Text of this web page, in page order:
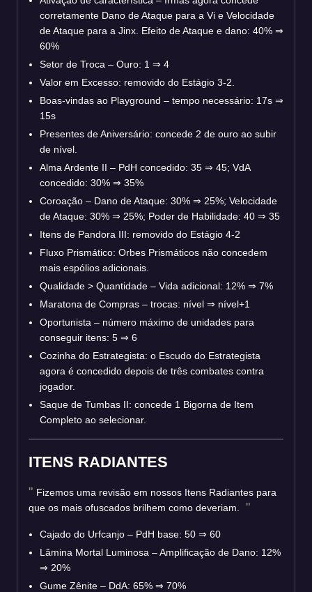
corretamente Dano de Ataque para a Vi e Velocidade
de Ataque para a Jinx. Efeito de Ataque e dano: 40% ⇒
60%
Setor de Troca – Ouro: 1 ⇒ 4
Valor em Excesso: removido do Estágio 3-2.
Boas-vindas ao Playground – tempo necessário: 17s ⇒
15s
Presentes de Aniversário: concede 2 de ouro ao subir
de nível.
Alma Ardente II – PdH concedido: 35 ⇒ 45; VdA
concedido: 30% ⇒ 35%
Coroação – Dano de Ataque: 30% ⇒ 25%; Velocidade
de Ataque: 30% ⇒ 25%; Poder de Habilidade: 40 ⇒ 35
Itens de Pandora III: removido do Estágio 4-2
Fluxo Prismático: Orbes Prismáticos não concedem
mais espólios adicionais.
Qualidade > Quantidade – Vida adicional: 12% ⇒ 7%
Maratona de Compras – trocas: nível ⇒ nível+1
Oportunista – número máximo de unidades para
conseguir itens: 5 ⇒ 6
Cozinha do Estrategista: o Escudo do Estrategista
agora é concedido depois de três combates contra
jogador.
Saque de Tumbas II: concede 1 Bigorna de Item
Completo ao selecionar.
ITENS RADIANTES
Fizemos uma revisão em nossos Itens Radiantes para
que os mais ofuscados brilhem como deveriam.
Cajado do Urfcanjo – PdH base: 50 ⇒ 60
Lâmina Mortal Luminosa – Amplificação de Dano: 12%
⇒ 20%
Gume Zênite – DdA: 65% ⇒ 70%